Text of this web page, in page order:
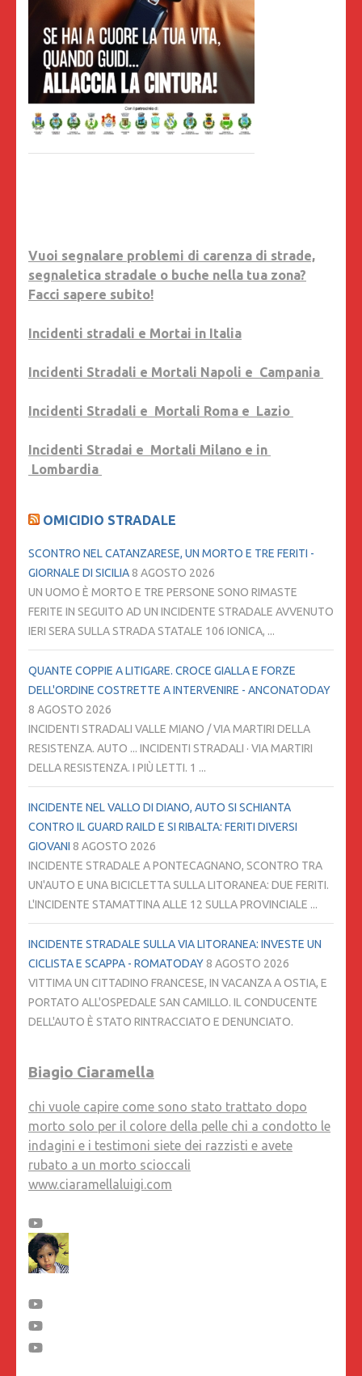
Vuoi segnalare problemi di carenza di strade,
segnaletica stradale o buche nella tua zona?
Facci sapere subito!
Incidenti stradali e Mortai in Italia
Incidenti Stradali e Mortali Napoli e Campania
Incidenti Stradali e Mortali Roma e Lazio
Incidenti Stradai e Mortali Milano e in
Lombardia
OMICIDIO STRADALE
SCONTRO NEL CATANZARESE, UN MORTO E TRE FERITI -
GIORNALE DI SICILIA8 AGOSTO 2026
UN UOMO È MORTO E TRE PERSONE SONO RIMASTE
FERITE IN SEGUITO AD UN INCIDENTE STRADALE AVVENUTO
IERI SERA SULLA STRADA STATALE 106 IONICA, ...
QUANTE COPPIE A LITIGARE. CROCE GIALLA E FORZE
DELL'ORDINE COSTRETTE A INTERVENIRE - ANCONATODAY
8 AGOSTO 2026
INCIDENTI STRADALI VALLE MIANO / VIA MARTIRI DELLA
RESISTENZA. AUTO ... INCIDENTI STRADALI · VIA MARTIRI
DELLA RESISTENZA. I PIÙ LETTI. 1 ...
INCIDENTE NEL VALLO DI DIANO, AUTO SI SCHIANTA
CONTRO IL GUARD RAILD E SI RIBALTA: FERITI DIVERSI
GIOVANI 8 AGOSTO 2026
INCIDENTE STRADALE A PONTECAGNANO, SCONTRO TRA
UN'AUTO E UNA BICICLETTA SULLA LITORANEA: DUE FERITI.
L'INCIDENTE STAMATTINA ALLE 12 SULLA PROVINCIALE ...
INCIDENTE STRADALE SULLA VIA LITORANEA: INVESTE UN
CICLISTA E SCAPPA - ROMATODAY8 AGOSTO 2026
VITTIMA UN CITTADINO FRANCESE, IN VACANZA A OSTIA, E
PORTATO ALL'OSPEDALE SAN CAMILLO. IL CONDUCENTE
DELL'AUTO È STATO RINTRACCIATO E DENUNCIATO.
Biagio Ciaramella
chi vuole capire come sono stato trattato dopo
morto solo per il colore della pelle chi a condotto le
indagini e i testimoni siete dei razzisti e avete
rubato a un morto scioccali
www.ciaramellaluigi.com